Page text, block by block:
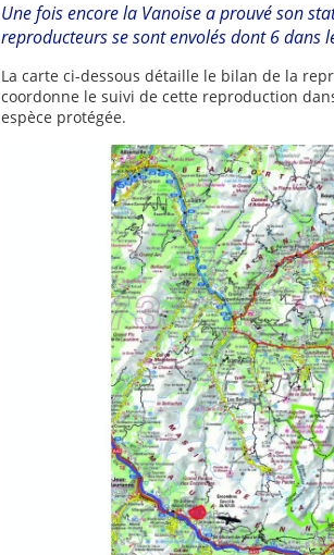
Une fois encore la Vanoise a prouvé son
reproducteurs se sont envolés dont 6 dans
La carte ci-dessous détaille le bilan de la
coordonne le suivi de cette reproduction
espèce protégée.